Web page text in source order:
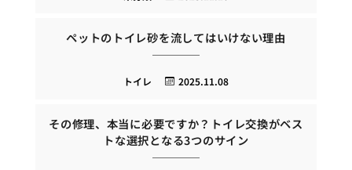
ペットのトイレ砂を流してはいけない理由
2025.11.08
トイレ
その修理、本当に必要ですか？トイレ交換がベス
トな選択となる3つのサイン